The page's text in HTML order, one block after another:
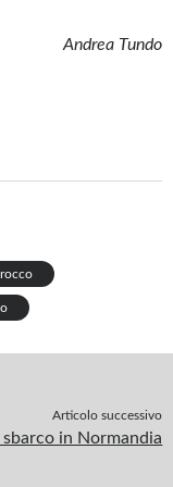
Andrea Tundo
Articolo successivo
in Normandia